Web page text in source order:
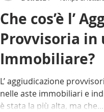
Che cos’è l’
Provvisoria in
Immobiliare?
L’ aggiudicazione provvisoria è un passaggio
nelle aste immobiliari e
è stata la più alta, ma che...